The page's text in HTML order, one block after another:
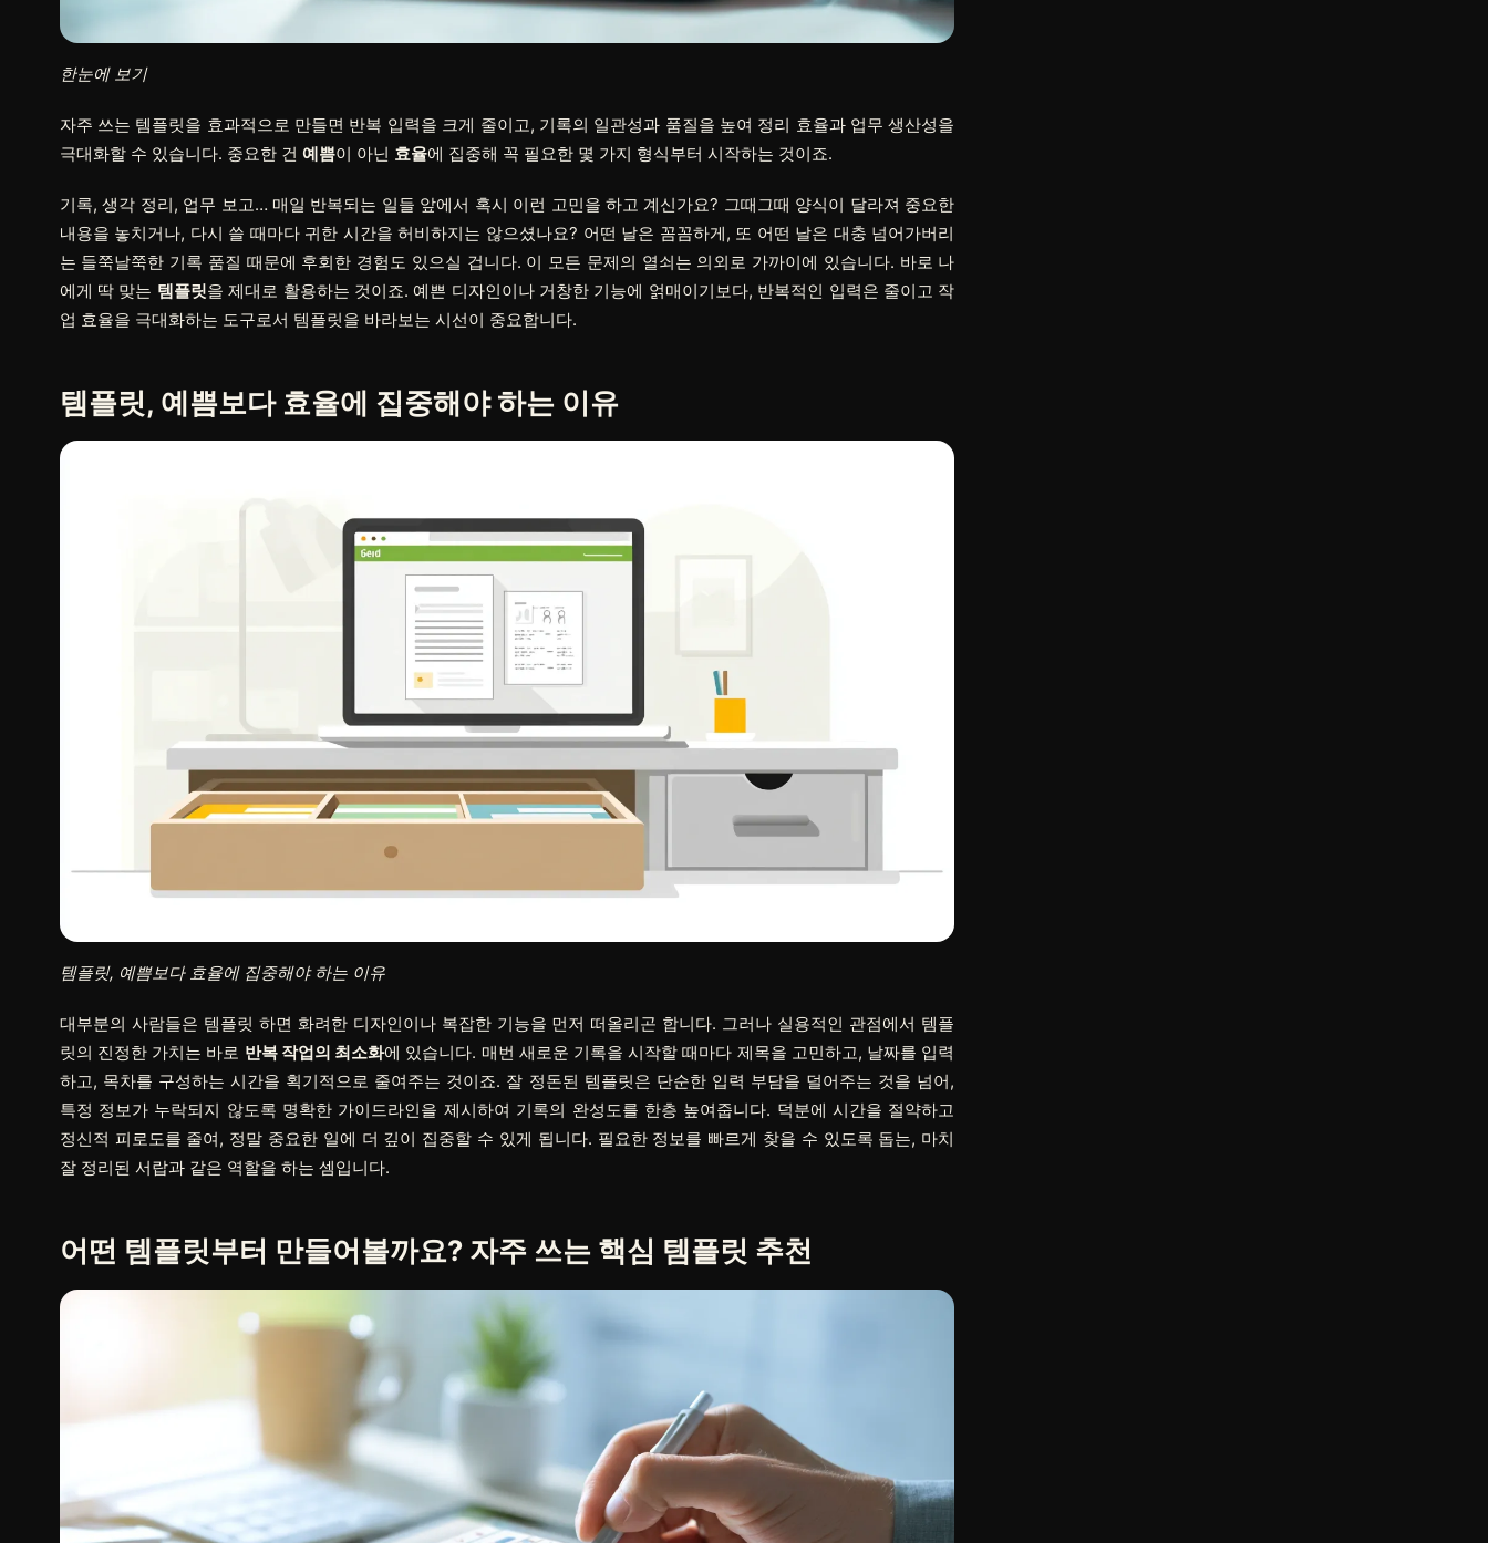
한눈에 보기
자주 쓰는 템플릿을 효과적으로 만들면 반복 입력을 크게 줄이고, 기록의 일관성과 품질을 높여 정리 효율과 업무 생산성을
극대화할 수 있습니다. 중요한 건 예쁨이 아닌 효율에 집중해 꼭 필요한 몇 가지 형식부터 시작하는 것이죠.
기록, 생각 정리, 업무 보고… 매일 반복되는 일들 앞에서 혹시 이런 고민을 하고 계신가요? 그때그때 양식이 달라져 중요한
내용을 놓치거나, 다시 쓸 때마다 귀한 시간을 허비하지는 않으셨나요? 어떤 날은 꼼꼼하게, 또 어떤 날은 대충 넘어가버리
는 들쭉날쭉한 기록 품질 때문에 후회한 경험도 있으실 겁니다. 이 모든 문제의 열쇠는 의외로 가까이에 있습니다. 바로 나
에게 딱 맞는 템플릿을 제대로 활용하는 것이죠. 예쁜 디자인이나 거창한 기능에 얽매이기보다, 반복적인 입력은 줄이고 작
업 효율을 극대화하는 도구로서 템플릿을 바라보는 시선이 중요합니다.
템플릿, 예쁨보다 효율에 집중해야 하는 이유
템플릿, 예쁨보다 효율에 집중해야 하는 이유
대부분의 사람들은 템플릿 하면 화려한 디자인이나 복잡한 기능을 먼저 떠올리곤 합니다. 그러나 실용적인 관점에서 템플
릿의 진정한 가치는 바로 반복 작업의 최소화에 있습니다. 매번 새로운 기록을 시작할 때마다 제목을 고민하고, 날짜를 입력
하고, 목차를 구성하는 시간을 획기적으로 줄여주는 것이죠. 잘 정돈된 템플릿은 단순한 입력 부담을 덜어주는 것을 넘어,
특정 정보가 누락되지 않도록 명확한 가이드라인을 제시하여 기록의 완성도를 한층 높여줍니다. 덕분에 시간을 절약하고
정신적 피로도를 줄여, 정말 중요한 일에 더 깊이 집중할 수 있게 됩니다. 필요한 정보를 빠르게 찾을 수 있도록 돕는, 마치
잘 정리된 서랍과 같은 역할을 하는 셈입니다.
어떤 템플릿부터 만들어볼까요? 자주 쓰는 핵심 템플릿 추천